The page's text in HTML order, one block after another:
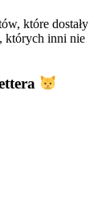
które dostały
których inni nie